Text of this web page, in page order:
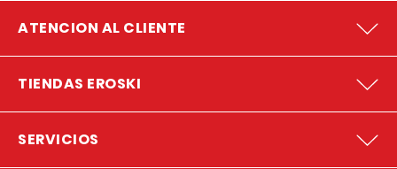
ATENCION AL CLIENTE
TIENDAS EROSKI
SERVICIOS